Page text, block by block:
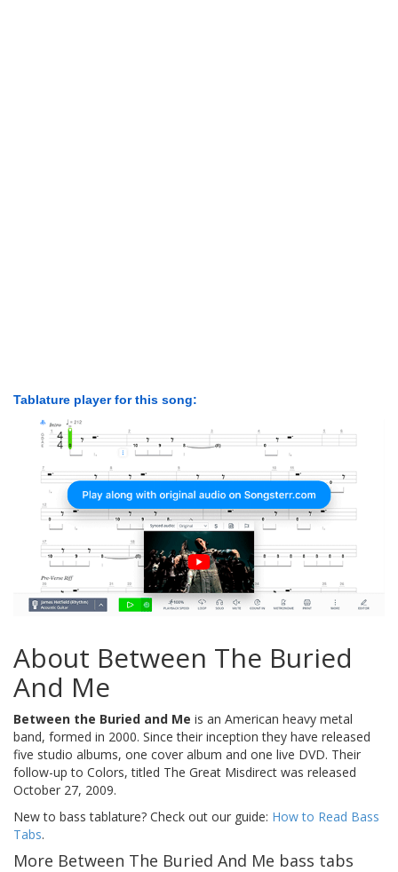
Tablature player for this song:
About Between The Buried
And Me
Between the Buried and Me is an American heavy metal
band, formed in 2000. Since their inception they have released
five studio albums, one cover album and one live DVD. Their
follow-up to Colors, titled The Great Misdirect was released
October 27, 2009.
New to bass tablature? Check out our guide: How to Read Bass
Tabs.
More Between The Buried And Me bass tabs